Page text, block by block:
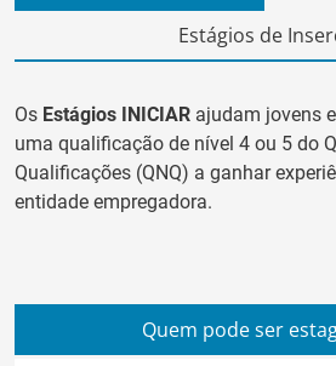
Estágios de
Os Estágios INICIAR ajudam jovens
uma qualificação de nível 4 ou 5 do
Qualificações (QNQ) a ganhar
entidade empregadora.
Quem pode ser